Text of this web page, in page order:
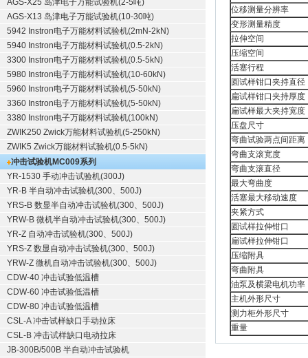
AGS-X25 岛津电子万能试验机(2-5吨)
AGS-X13 岛津电子万能试验机(10-30吨)
5942 Instron电子万能材料试验机(2mN-2kN)
5940 Instron电子万能材料试验机(0.5-2kN)
3300 Instron电子万能材料试验机(0.5-5kN)
5980 Instron电子万能材料试验机(10-60kN)
5960 Instron电子万能材料试验机(5-50kN)
3360 Instron电子万能材料试验机(5-50kN)
3380 Instron电子万能材料试验机(100kN)
ZWIK250 Zwick万能材料试验机(5-250kN)
ZWIK5 Zwick万能材料试验机(0.5-5kN)
冲击试验机MC009系列
YR-1530 手动冲击试验机(300J)
YR-B 半自动冲击试验机(300、500J)
YRS-B 数显半自动冲击试验机(300、500J)
YRW-B 微机半自动冲击试验机(300、500J)
YR-Z 自动冲击试验机(300、500J)
YRS-Z 数显自动冲击试验机(300、500J)
YRW-Z 微机自动冲击试验机(300、500J)
CDW-40 冲击试验低温槽
CDW-60 冲击试验低温槽
CDW-80 冲击试验低温槽
CSL-A 冲击试样缺口手动拉床
CSL-B 冲击试样缺口电动拉床
JB-300B/500B 半自动冲击试验机
位移测量分辨率
变形测量精度
拉伸空间
压缩空间
活塞行程
圆试样钳口夹持直径
扁试样钳口夹持厚度
扁试样最大夹持宽度
压盘尺寸
弯曲试验两点间距离
弯曲支滚宽度
弯曲支滚直径
最大弯曲度
活塞最大移动速度
夹紧方式
圆试样拉伸钳口
扁试样拉伸钳口
压缩附具
弯曲附具
油泵及横梁电机功率
主机外形尺寸
测力柜外形尺寸
重量